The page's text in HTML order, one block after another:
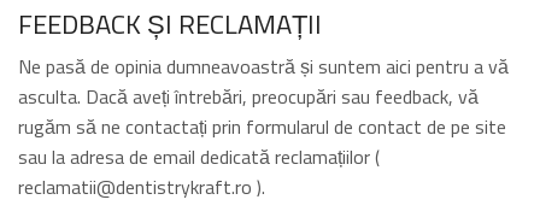
FEEDBACK ȘI RECLAMAȚII
Ne pasă de opinia dumneavoastră și suntem aici pentru a vă
asculta. Dacă aveți întrebări, preocupări sau feedback, vă
rugăm să ne contactați prin formularul de contact de pe site
sau la adresa de email dedicată reclamațiilor (
reclamatii@dentistrykraft.ro ).